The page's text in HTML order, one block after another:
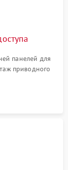
панелей для
приводного